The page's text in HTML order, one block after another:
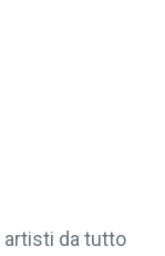
artisti da tutto